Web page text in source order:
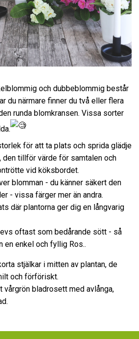
och dubbeblommig består
du närmare finner du två eller flera
runda blomkransen. Vissa sorter
för att ta plats och sprida glädje
den tillför värde för samtalen och
vid köksbordet.
blomman - du känner säkert den
- vissa färger mer än andra.
där plantorna ger dig en långvarig
oftast som bedårande sött - så
en enkel och fyllig Ros..
stjälkar i mitten av plantan, de
och förföriskt.
vårgrön bladrosett med avlånga,